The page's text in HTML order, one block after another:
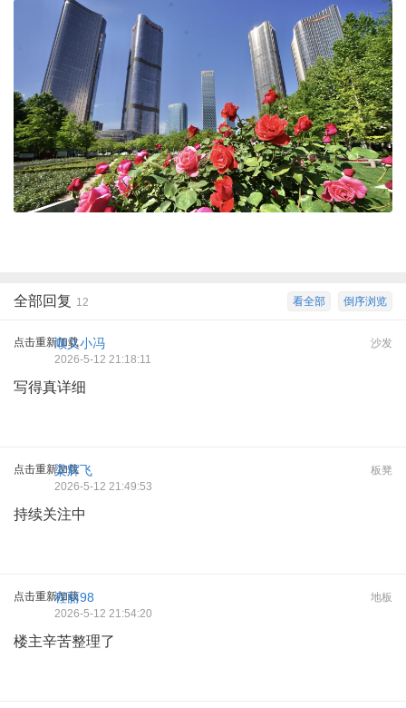
倒序浏览
看全部
全部回复 12
点击重新加载 沙发
顺义小冯
2026-5-12 21:18:11
写得真详细
点击重新加载 板凳
梁辉飞
2026-5-12 21:49:53
持续关注中
点击重新加载 地板
程丽98
2026-5-12 21:54:20
楼主辛苦整理了